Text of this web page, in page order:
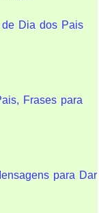
de Dia dos Pais
Frases para
para Dar